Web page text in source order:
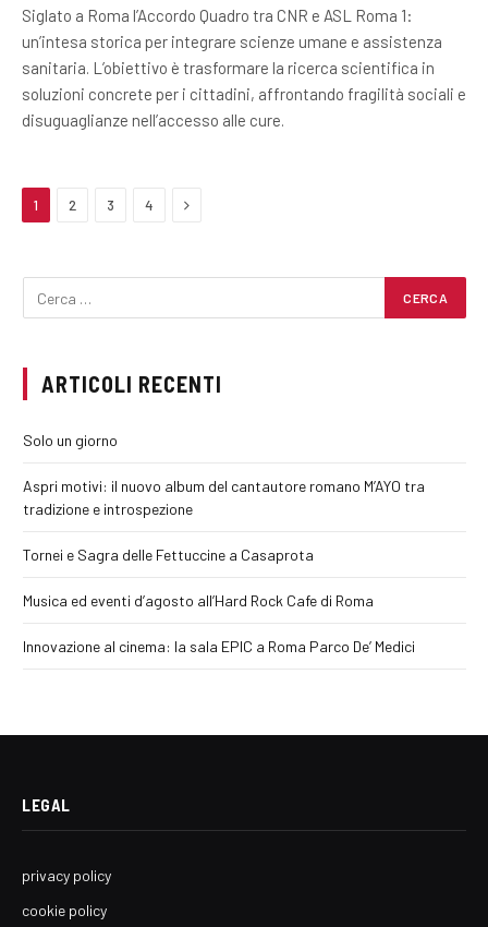
Siglato a Roma l’Accordo Quadro tra CNR e ASL Roma 1:
un’intesa storica per integrare scienze umane e assistenza
sanitaria. L’obiettivo è trasformare la ricerca scientifica in
soluzioni concrete per i cittadini, affrontando fragilità sociali e
disuguaglianze nell’accesso alle cure.
1 2 3 4 Next
ARTICOLI RECENTI
Solo un giorno
Aspri motivi: il nuovo album del cantautore romano M’AYO tra
tradizione e introspezione
Tornei e Sagra delle Fettuccine a Casaprota
Musica ed eventi d’agosto all’Hard Rock Cafe di Roma
Innovazione al cinema: la sala EPIC a Roma Parco De’ Medici
LEGAL
privacy policy
cookie policy